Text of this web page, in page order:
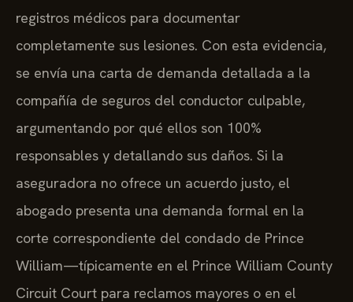
registros médicos para documentar
completamente sus lesiones. Con esta evidencia,
se envía una carta de demanda detallada a la
compañía de seguros del conductor culpable,
argumentando por qué ellos son 100%
responsables y detallando sus daños. Si la
aseguradora no ofrece un acuerdo justo, el
abogado presenta una demanda formal en la
corte correspondiente del condado de Prince
William—típicamente en el Prince William County
Circuit Court para reclamos mayores o en el